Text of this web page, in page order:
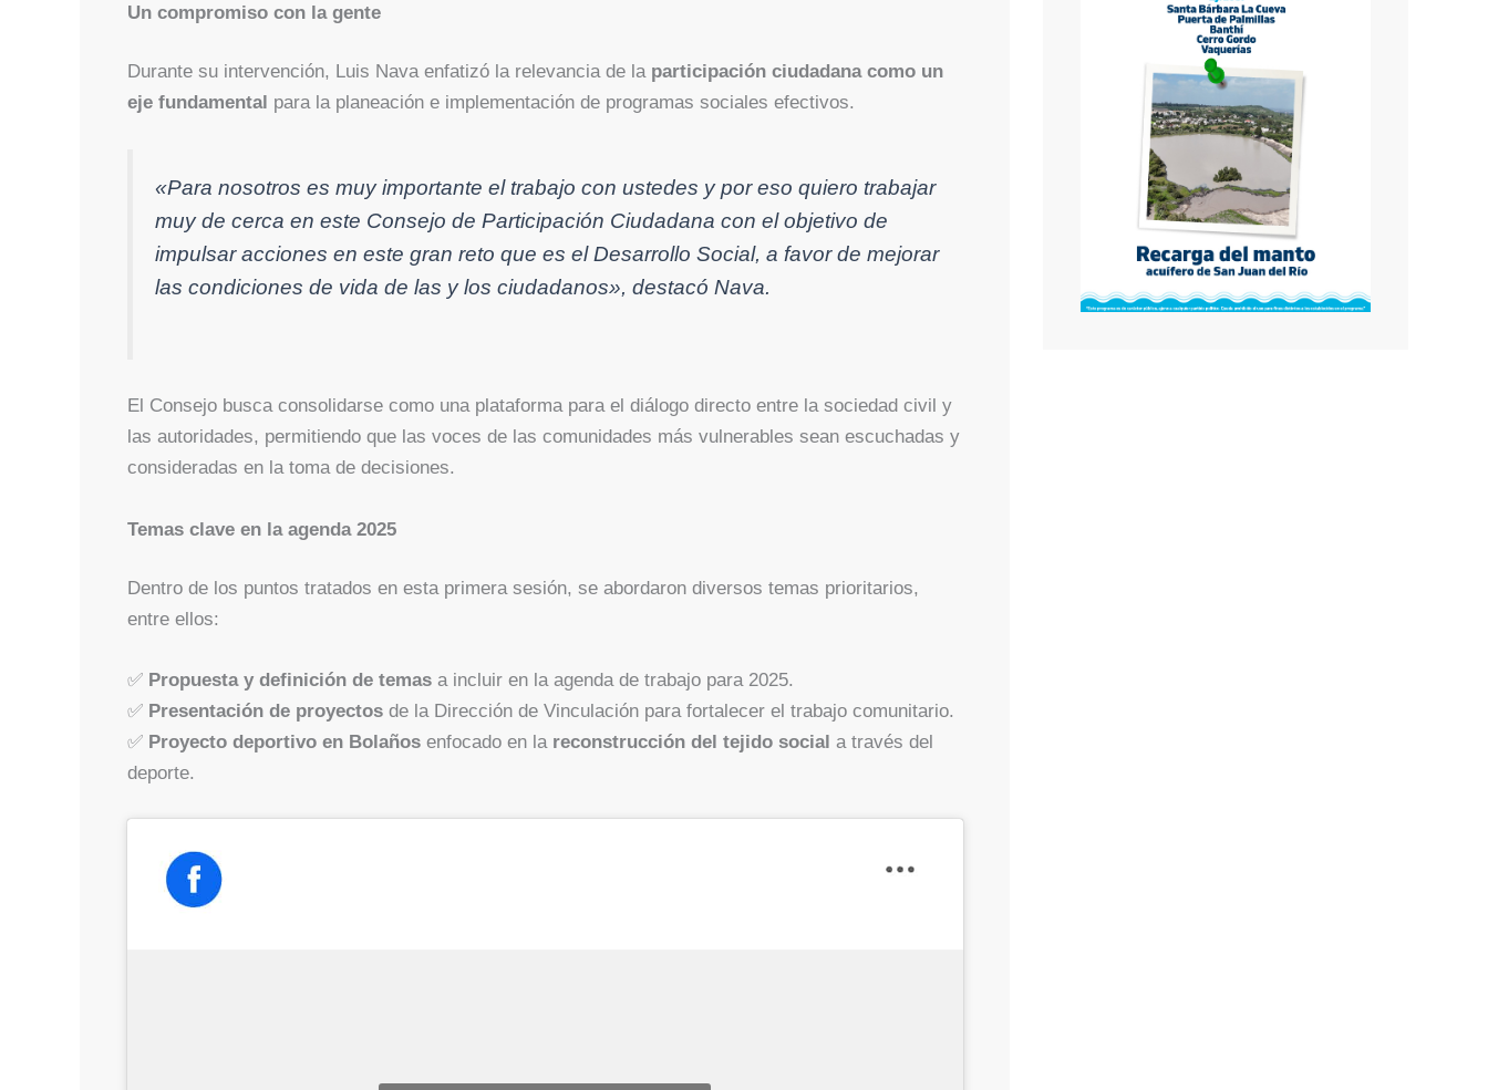
Un compromiso con la gente
Durante su intervención, Luis Nava enfatizó la relevancia de la participación ciudadana como un
eje fundamental para la planeación e implementación de programas sociales efectivos.
«Para nosotros es muy importante el trabajo con ustedes y por eso quiero trabajar
muy de cerca en este Consejo de Participación Ciudadana con el objetivo de
impulsar acciones en este gran reto que es el Desarrollo Social, a favor de mejorar
las condiciones de vida de las y los ciudadanos», destacó Nava.
El Consejo busca consolidarse como una plataforma para el diálogo directo entre la sociedad civil y
las autoridades, permitiendo que las voces de las comunidades más vulnerables sean escuchadas y
consideradas en la toma de decisiones.
Temas clave en la agenda 2025
Dentro de los puntos tratados en esta primera sesión, se abordaron diversos temas prioritarios,
entre ellos:
✅ Propuesta y definición de temasa incluir en la agenda de trabajo para 2025.
✅ Presentación de proyectosde la Dirección de Vinculación para fortalecer el trabajo comunitario.
✅ Proyecto deportivo en Bolañosenfocado en la reconstrucción del tejido social a través del
deporte.